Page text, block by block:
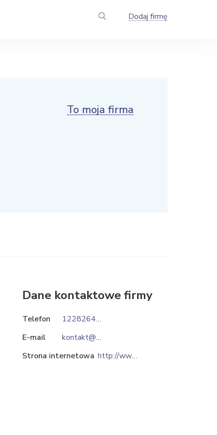
Dodaj firmę
To moja firma
Dane kontaktowe firmy
Telefon
122826415
E-mail
kontakt@rimix.pl
Strona internetowa
http://www.rimix.pl